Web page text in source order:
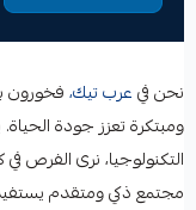
نحن فيعرب تيك،فخورون
ومبتكرة تعزز جودة
التكنولوجيا، نرى الفرص
مجتمع ذكي ومتقدم